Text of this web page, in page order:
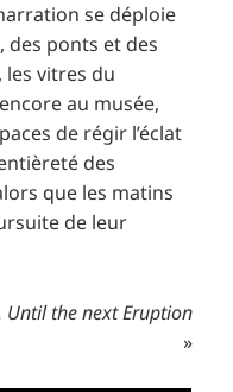
se déploie
des ponts et des
les vitres du
au musée,
de régir l’éclat
des
que les matins
de leur
Until the next Eruption
»